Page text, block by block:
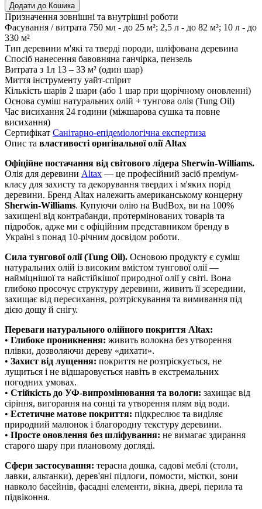
Додати до Кошика
Призначення зовнішні та внутрішні роботи
Фасування / витрата 750 мл - до 25 м²; 2,5 л - до 82 м²; 10 л - до
330 м²
Тип деревини м'які та тверді породи, шліфована деревина
Спосіб нанесення бавовняна ганчірка, пензель
Витрата з 1л 13 – 33 м² (один шар)
Миття інструменту уайт-спірит
Кількість шарів 2 шари (або 1 шар при щорічному оновленні)
Основа суміш натуральних олій + тунгова олія (Tung Oil)
Час висихання 24 години (міжшарова сушка та повне
висихання)
Сертифікат Санітарно-епідеміологічна експертиза
Опис та властивості оригінальної олії Altax
Офіційне постачання від світового лідера Sherwin-Williams.
Олія для деревини Altax — це професійний засіб преміум-
класу для захисту та декорування твердих і м'яких порід
деревини. Бренд Altax належить американському концерну
Sherwin-Williams. Купуючи олію на BudBox, ви на 100%
захищені від контрабанди, протермінованих товарів та
підробок, адже ми є офіційним представником бренду в
Україні з понад 10-річним досвідом роботи.
Сила тунгової олії (Tung Oil). Основою продукту є суміш
натуральних олій із високим вмістом тунгової олії —
найміцнішої та найстійкішої природної олії у світі. Вона
глибоко просочує структуру деревини, живить її зсередини,
захищає від пересихання, розтріскування та вимивання під
дією дощу й снігу.
Переваги натурального олійного покриття Altax:
• Глибоке проникнення: живить волокна без утворення
плівки, дозволяючи дереву «дихати».
• Захист від лущення: покриття не розтріскується, не
лущиться і не відшаровується навіть в екстремальних
погодних умовах.
• Стійкість до УФ-випромінювання та вологи: захищає від
сіріння, вигорання на сонці та утворення плям від води.
• Естетичне матове покриття: підкреслює та виділяє
природний малюнок і благородну текстуру деревини.
• Просте оновлення без шліфування: не вимагає здирання
старого шару при плановому догляді.
Сфери застосування: терасна дошка, садові меблі (столи,
лавки, альтанки), дерев'яні підлоги, помости, містки, зони
навколо басейнів, фасадні елементи, вікна, двері, перила та
підвіконня.